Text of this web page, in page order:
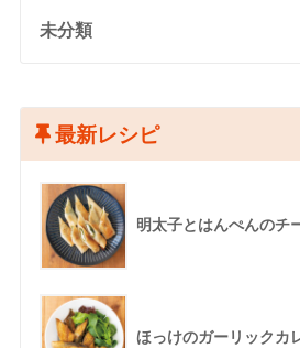
未分類
最新レシピ
明太子とはんぺんのチ
ほっけのガーリックカ